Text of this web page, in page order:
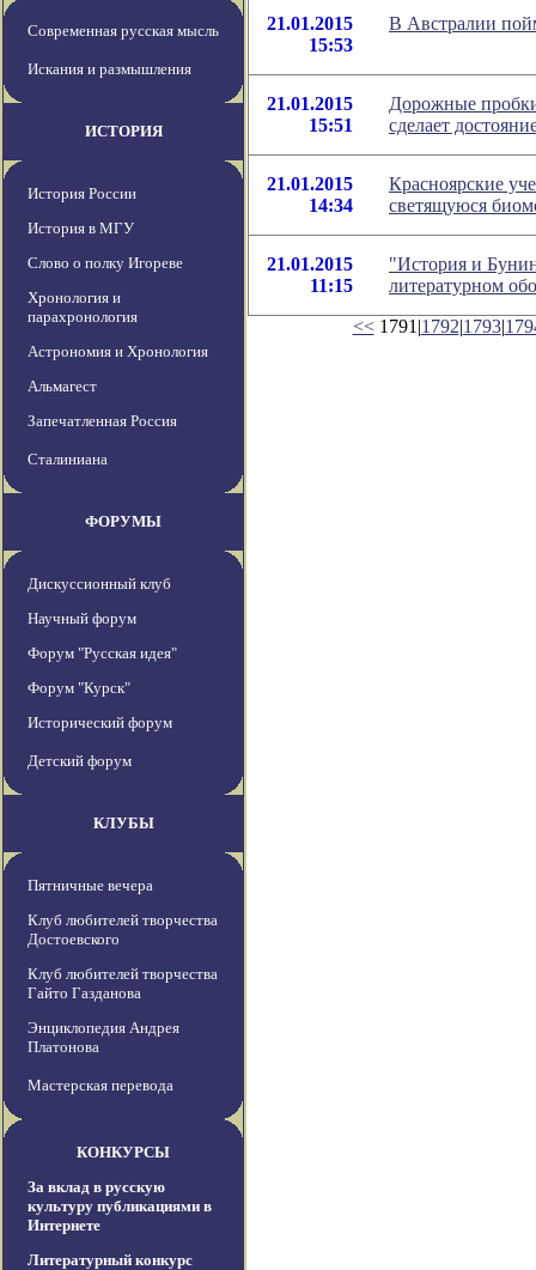
Современная русская мысль
Искания и размышления
ИСТОРИЯ
История России
История в МГУ
Слово о полку Игореве
Хронология и
парахронология
Астрономия и Хронология
Альмагест
Запечатленная Россия
Сталиниана
ФОРУМЫ
Дискуссионный клуб
Научный форум
Форум "Русская идея"
Форум "Курск"
Исторический форум
Детский форум
КЛУБЫ
Пятничные вечера
Клуб любителей творчества
Достоевского
Клуб любителей творчества
Гайто Газданова
Энциклопедия Андрея
Платонова
Мастерская перевода
КОНКУРСЫ
За вклад в русскую
культуру публикациями в
Интернете
Литературный конкурс
21.01.2015
15:53
В Австралии
21.01.2015
15:51
Дорожные
сделает
21.01.2015
14:34
Красноярские
светящуюся
21.01.2015
11:15
"История и
литературном
<<1791|1792|1793|